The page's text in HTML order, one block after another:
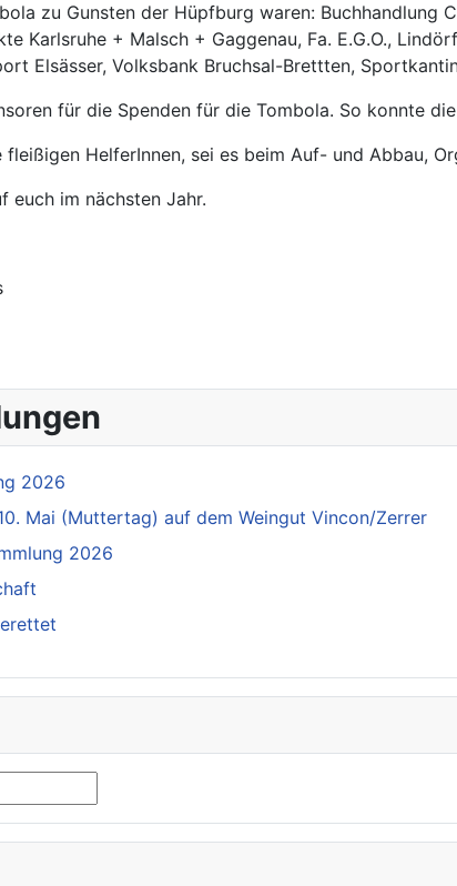
2026
Mai (Muttertag) auf dem Weingut Vincon/Zerrer
2026
zu Gunsten der Hüpfburg waren:
Karlsruhe + Malsch + Gaggenau, Fa. E.G.O.,
Elsässer, Volksbank Bruchsal-Brettten,
für die Spenden für die Tombola. So konnte
fleißigen HelferInnen, sei es beim Auf- und Abbau,
euch im nächsten Jahr.
der E-Bike-Gruppe